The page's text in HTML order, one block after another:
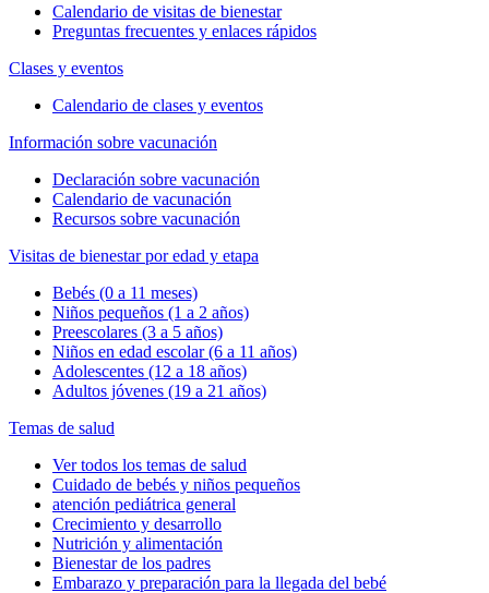
Calendario de visitas de bienestar
Preguntas frecuentes y enlaces rápidos
Clases y eventos
Calendario de clases y eventos
Información sobre vacunación
Declaración sobre vacunación
Calendario de vacunación
Recursos sobre vacunación
Visitas de bienestar por edad y etapa
Bebés (0 a 11 meses)
Niños pequeños (1 a 2 años)
Preescolares (3 a 5 años)
Niños en edad escolar (6 a 11 años)
Adolescentes (12 a 18 años)
Adultos jóvenes (19 a 21 años)
Temas de salud
Ver todos los temas de salud
Cuidado de bebés y niños pequeños
atención pediátrica general
Crecimiento y desarrollo
Nutrición y alimentación
Bienestar de los padres
Embarazo y preparación para la llegada del bebé